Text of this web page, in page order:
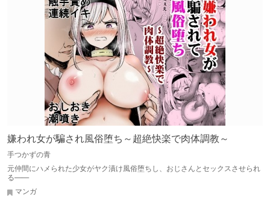
嫌われ女が騙され風俗堕ち～超絶快楽で肉体調教～
手つかずの青
元仲間にハメられた少女がヤク漬け風俗堕ちし、おじさんとセックスさせられ
る――
マンガ